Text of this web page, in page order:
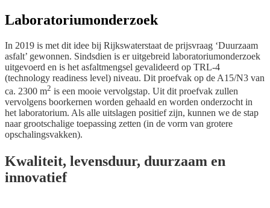
Laboratoriumonderzoek
In 2019 is met dit idee bij Rijkswaterstaat de prijsvraag ‘Duurzaam
asfalt’ gewonnen. Sindsdien is er uitgebreid laboratoriumonderzoek
uitgevoerd en is het asfaltmengsel gevalideerd op TRL-4
(technology readiness level) niveau. Dit proefvak op de A15/N3 van
ca. 2300 m2 is een mooie vervolgstap. Uit dit proefvak zullen
vervolgens boorkernen worden gehaald en worden onderzocht in
het laboratorium. Als alle uitslagen positief zijn, kunnen we de stap
naar grootschalige toepassing zetten (in de vorm van grotere
opschalingsvakken).
Kwaliteit, levensduur, duurzaam en
innovatief